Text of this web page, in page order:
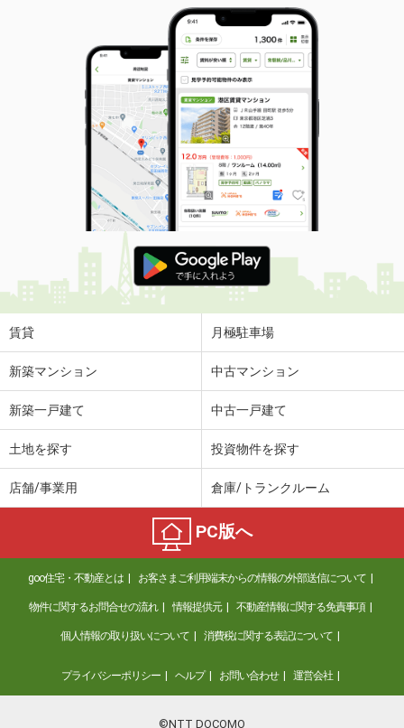
賃貸 月極駐車場
新築マンション 中古マンション
新築一戸建て 中古一戸建て
土地を探す 投資物件を探す
店舗/事業用 倉庫/トランクルーム
PC版へ
goo住宅・不動産とは お客さまご利用端末からの情報の外部送信について
物件に関するお問合せの流れ 情報提供元 不動産情報に関する免責事項
個人情報の取り扱いについて 消費税に関する表記について
プライバシーポリシー ヘルプ お問い合わせ 運営会社
©NTT DOCOMO